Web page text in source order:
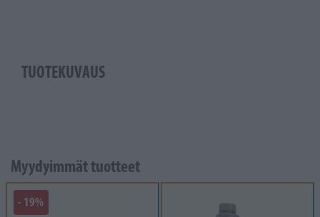
TUOTEKUVAUS
Myydyimmät tuotteet
- 19%